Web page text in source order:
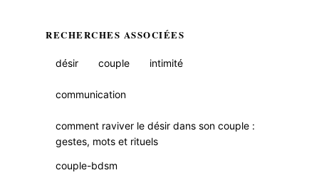
RECHERCHES ASSOCIÉES
désir couple intimité
communication
comment raviver le désir dans son couple :
gestes, mots et rituels
couple-bdsm